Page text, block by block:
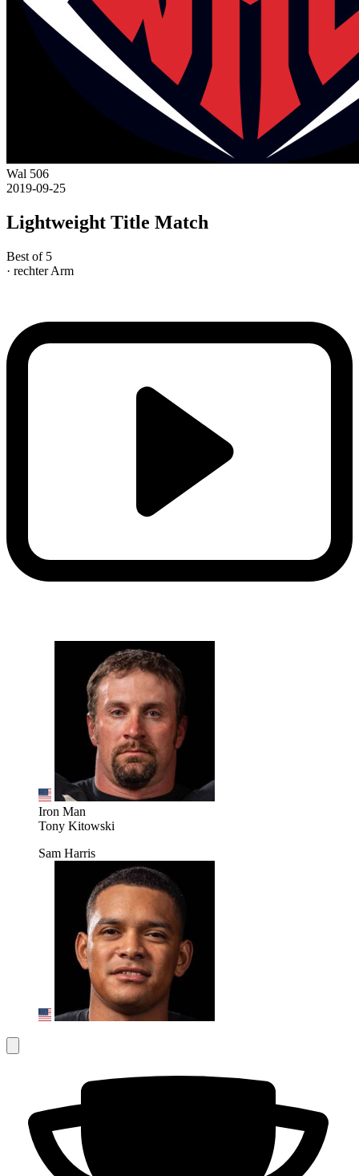
Wal 506
2019-09-25
Lightweight Title Match
Best of 5
· rechter Arm
Iron Man
Tony Kitowski
Sam Harris